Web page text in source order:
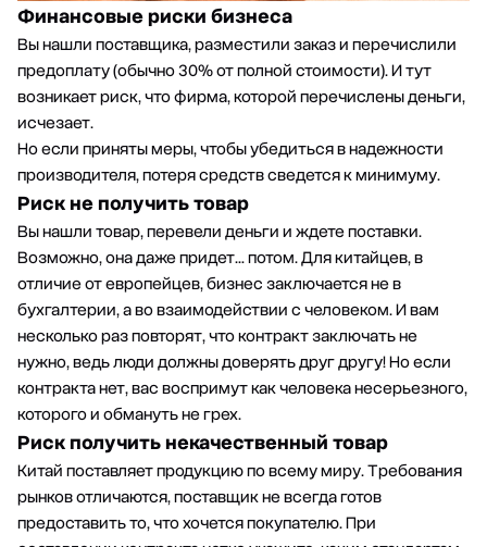
Финансовые риски бизнеса
Вы нашли поставщика, разместили заказ и перечислили
предоплату (обычно 30% от полной стоимости). И тут
возникает риск, что фирма, которой перечислены деньги,
исчезает.
Но если приняты меры, чтобы убедиться в надежности
производителя, потеря средств сведется к минимуму.
Риск не получить товар
Вы нашли товар, перевели деньги и ждете поставки.
Возможно, она даже придет… потом. Для китайцев, в
отличие от европейцев, бизнес заключается не в
бухгалтерии, а во взаимодействии с человеком. И вам
несколько раз повторят, что контракт заключать не
нужно, ведь люди должны доверять друг другу! Но если
контракта нет, вас воспримут как человека несерьезного,
которого и обмануть не грех.
Риск получить некачественный товар
Китай поставляет продукцию по всему миру. Требования
рынков отличаются, поставщик не всегда готов
предоставить то, что хочется покупателю. При